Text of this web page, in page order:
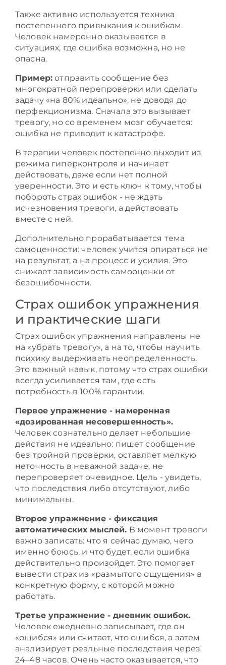
Также активно используется техника
постепенного привыкания к ошибкам.
Человек намеренно оказывается в
ситуациях, где ошибка возможна, но не
опасна.
Пример: отправить сообщение без
многократной перепроверки или сделать
задачу «на 80% идеально», не доводя до
перфекционизма. Сначала это вызывает
тревогу, но со временем мозг обучается:
ошибка не приводит к катастрофе.
В терапии человек постепенно выходит из
режима гиперконтроля и начинает
действовать, даже если нет полной
уверенности. Это и есть ключ к тому, чтобы
побороть страх ошибок - не ждать
исчезновения тревоги, а действовать
вместе с ней.
Дополнительно прорабатывается тема
самоценности: человек учится опираться не
на результат, а на процесс и усилия. Это
снижает зависимость самооценки от
безошибочности.
Страх ошибок упражнения
и практические шаги
Страх ошибок упражнения направлены не
на «убрать тревогу», а на то, чтобы научить
психику выдерживать неопределенность.
Это важный навык, потому что страх ошибки
всегда усиливается там, где есть
потребность в 100% гарантии.
Первое упражнение - намеренная
«дозированная несовершенность».
Человек сознательно делает небольшие
действия не идеально: пишет сообщение
без тройной проверки, оставляет мелкую
неточность в неважной задаче, не
перепроверяет очевидное. Цель - увидеть,
что последствия либо отсутствуют, либо
минимальны.
Второе упражнение - фиксация
автоматических мыслей. В момент тревоги
важно записать: что я сейчас думаю, чего
именно боюсь, и что будет, если ошибка
действительно произойдет. Это помогает
вывести страх из «размытого ощущения» в
конкретную форму, с которой можно
работать.
Третье упражнение - дневник ошибок.
Человек ежедневно записывает, где он
«ошибся» или считает, что ошибся, а затем
анализирует реальные последствия через
24–48 часов. Очень часто оказывается, что